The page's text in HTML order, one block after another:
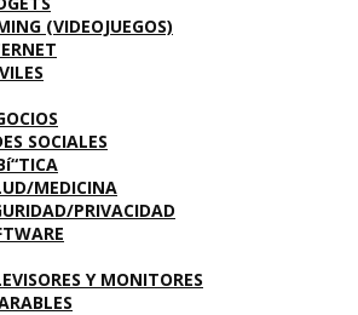
(VIDEOJUEGOS)
SOCIALES
MEDICINA
PRIVACIDAD
Y MONITORES